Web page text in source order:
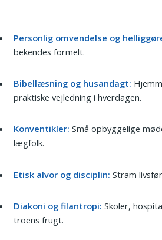
Personlig omvendelse og
bekendes formelt.
Bibellæsning og husandagt:
praktiske vejledning i hverdagen.
Konventikler: Små opbyggelige
lægfolk.
Etisk alvor og disciplin: Stram
Diakoni og filantropi: Skoler,
troens frugt.